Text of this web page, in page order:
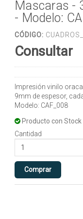
Mascaras -
- Modelo:
CÓDIGO:
Consultar
Impresión vinilo
9mm de espesor,
Modelo: CAF_008
Producto con Stock
Cantidad